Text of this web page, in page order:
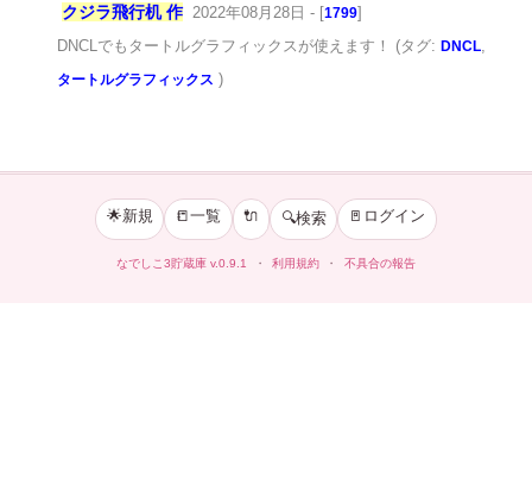
クジラ飛行机 作 2022年08月28日 - [1799]
DNCLでもタートルグラフィックスが使えます！
(タグ: DNCL
タートルグラフィックス )
🌟新規 📒一覧 🔌 🔍検索 🚪ログイン
なでしこ3貯蔵庫 v.0.9.1 ・ 利用規約 ・ 不具合の報告